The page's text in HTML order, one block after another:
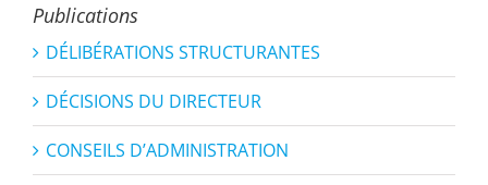
Publications
DÉLIBÉRATIONS STRUCTURANTES
DÉCISIONS DU DIRECTEUR
CONSEILS D’ADMINISTRATION